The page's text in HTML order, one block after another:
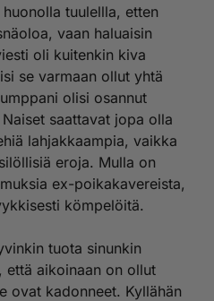
saisi varmaan olla
minään välineenä. Siis kyllä
ollut ja rakastunutkin. Eli ei
kimppaan ilman
halusin lapsia. Enää mulla
häntä kohtaan
kipeäksi.
poskellesi 😘 😘
tuulellla, etten
vaan haluaisin
oli kuitenkin kiva
se varmaan ollut yhtä
olisi osannut
saattavat jopa olla
lahjakkaampia, vaikka
eroja. Mulla on
ex-poikakavereista,
kömpelöitä.
tuota sinunkin
että aikoinaan on ollut
ovat kadonneet. Kyllähän